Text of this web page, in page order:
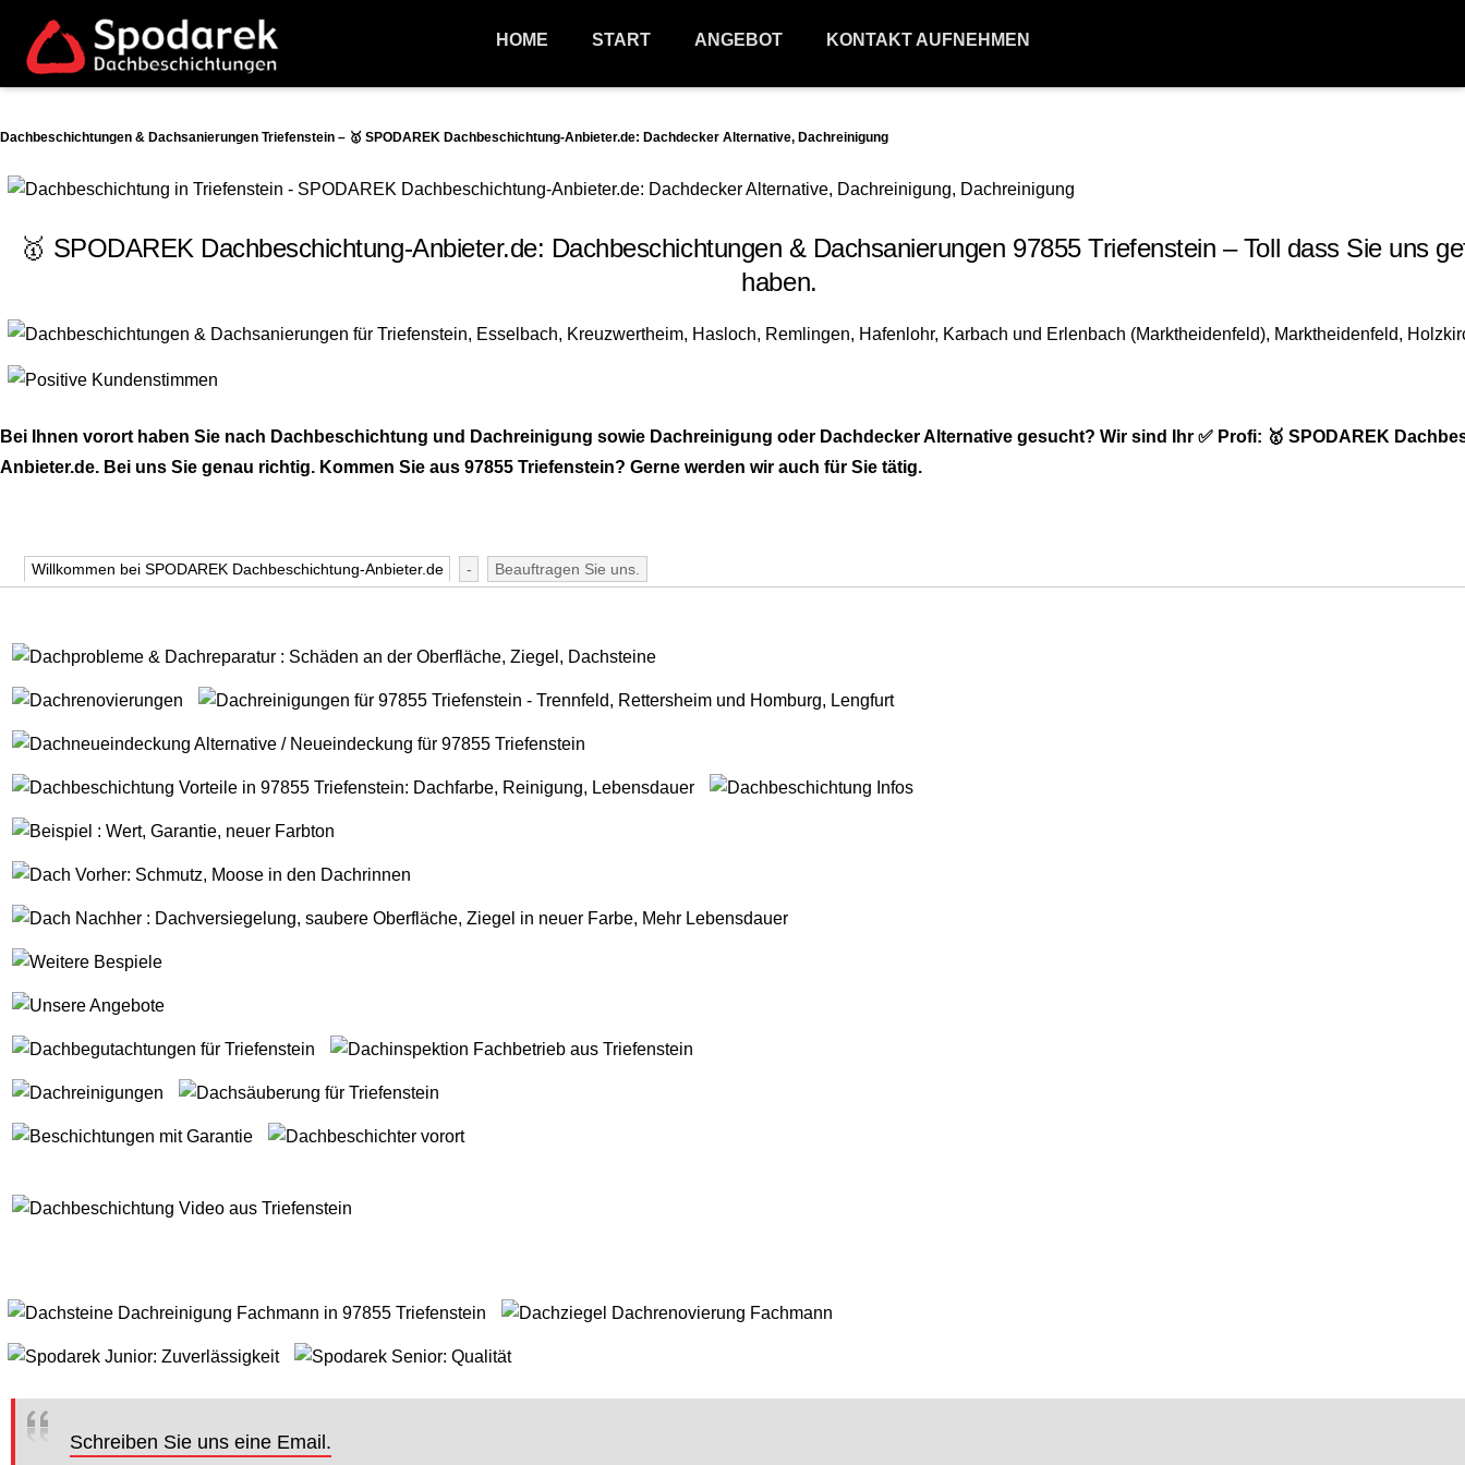
HOME START ANGEBOT KONTAKT AUFNEHMEN
Dachbeschichtungen & Dachsanierungen Triefenstein – 🥇 SPODAREK Dachbeschichtung-Anbieter.de: Dachdecker Alternative, Dachreinigung
🥇 SPODAREK Dachbeschichtung-Anbieter.de: Dachbeschichtungen & Dachsanierungen 97855 Triefenstein – Toll dass Sie uns
haben.
Bei Ihnen vorort haben Sie nach Dachbeschichtung und Dachreinigung sowie Dachreinigung oder Dachdecker Alternative gesucht? Wir sind Ihr ✅ Profi: 🥇 SPODAREK
Anbieter.de. Bei uns Sie genau richtig. Kommen Sie aus 97855 Triefenstein? Gerne werden wir auch für Sie tätig.
Willkommen bei SPODAREK Dachbeschichtung-Anbieter.de - Beauftragen Sie uns.
Schreiben Sie uns eine Email.